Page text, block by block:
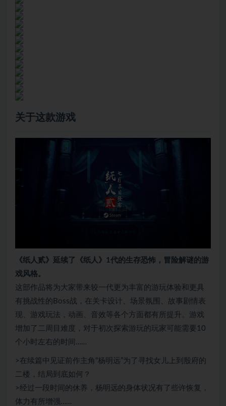
关于这款游戏
《纸人贰》延续了《纸人》1代的生存恐怖，冒险解谜的游
戏风格。
这部作品将为大家带来较一代更为丰富的游玩体验和更具
有挑战性的Boss战，在关卡设计、场景氛围、故事剧情表
现、游戏玩法，动画、音效等各个方面都有所提升。游戏
增加了二周目难度，对于初次探索游玩的玩家可能需要10
个小时左右的时间……
>在续篇中见证前作主角“杨明远”为了寻找女儿上到殷府的
二楼，结局到底如何？
>经过一段时间的休养，杨明远的身体状况有了些许恢复，
体力有所增强……